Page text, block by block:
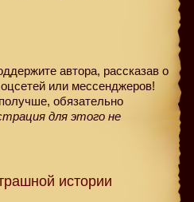
автора, рассказав о
или мессенджеров!
обязательно
для этого не
истории